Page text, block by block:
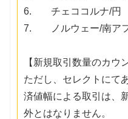
6. チェココルナ/円
7. ノルウェー/南アフ
【新規取引数量のカウ
ただし、セレクトにて
済値幅による取引は、
外とはなりません。